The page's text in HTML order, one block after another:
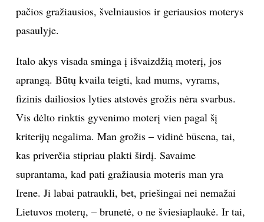
VAIKAI
KONTAKTAI
PRIVATUMO POLITIKA
Sekite mus:
PRENUMERUOK
pačios gražiausios, švelniausios ir geriausios moterys
pasaulyje.
Italo akys visada sminga į išvaizdžią moterį, jos
aprangą. Būtų kvaila teigti, kad mums, vyrams,
fizinis dailiosios lyties atstovės grožis nėra svarbus.
Vis dėlto rinktis gyvenimo moterį vien pagal šį
kriterijų negalima. Man grožis – vidinė būsena, tai,
kas priverčia stipriau plakti širdį. Savaime
suprantama, kad pati gražiausia moteris man yra
Irene. Ji labai patraukli, bet, priešingai nei nemažai
Lietuvos moterų, – brunetė, o ne šviesiaplaukė. Ir tai,